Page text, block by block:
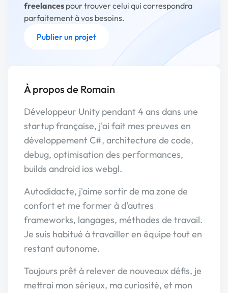
freelances pour trouver celui qui correspondra
parfaitement à vos besoins.
Publier un projet
À propos de Romain
Développeur Unity pendant 4 ans dans une
startup française, j'ai fait mes preuves en
développement C#, architecture de code,
debug, optimisation des performances,
builds android ios webgl.
Autodidacte, j'aime sortir de ma zone de
confort et me former à d'autres
frameworks, langages, méthodes de travail.
Je suis habitué à travailler en équipe tout en
restant autonome.
Toujours prêt à relever de nouveaux défis, je
mettrai mon sérieux, ma curiosité, et mon